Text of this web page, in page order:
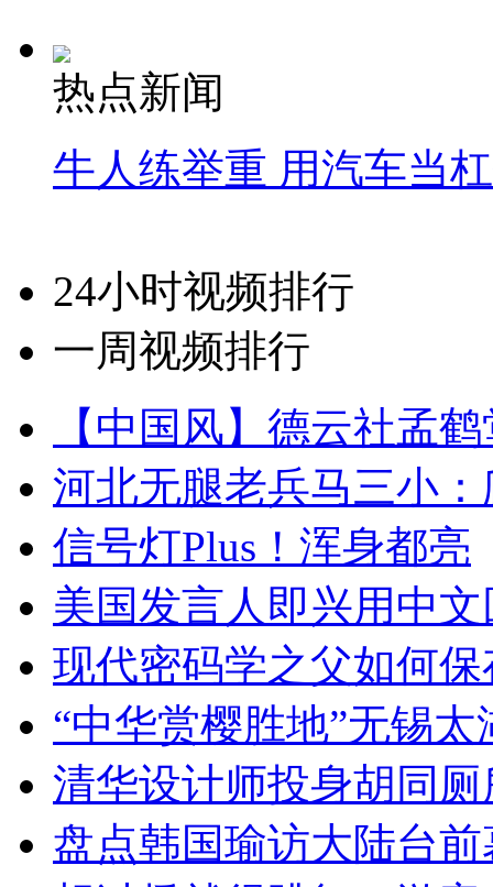
热点新闻
牛人练举重 用汽车当
24小时视频排行
一周视频排行
【中国风】德云社孟
河北无腿老兵马三小
信号灯Plus！浑身都亮
美国发言人即兴用中
现代密码学之父如何
“中华赏樱胜地”无锡
清华设计师投身胡同
盘点韩国瑜访大陆台